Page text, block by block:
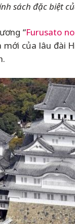
sách đặc biệt
“Furusato
của lâu đài